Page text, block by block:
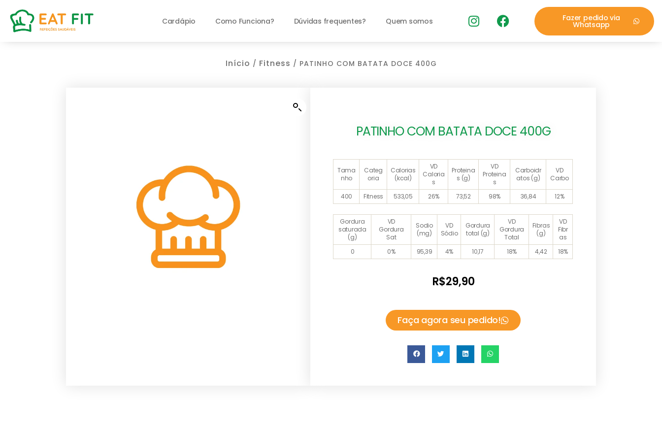
Cardápio Como Funciona? Dúvidas frequentes? Quem somos Fazer pedido via
Whatsapp
Início / Fitness / PATINHO COM BATATA DOCE 400G
PATINHO COM BATATA DOCE 400G
Tama
nho
Categ
oria
Calorias
(kcal)
VD
Caloria
s
Proteina
s (g)
VD
Proteina
s
Carboidr
atos (g)
VD
Carbo
400 Fitness 533,05 26% 73,52 98% 36,84 12%
Gordura
saturada
(g)
VD
Gordura
Sat
Sodio
(mg)
VD
Sódio
Gordura
total (g)
VD
Gordura
Total
Fibras
(g)
VD
Fibr
as
0
0% 95,39 4% 10,17 18% 4,42 18%
R$29,90
Faça agora seu pedido!